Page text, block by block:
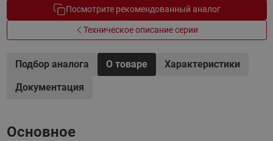
Посмотрите рекомендованный аналог
Техническое описание серии
Подбор аналога О товаре
Характеристики
Документация
Основное